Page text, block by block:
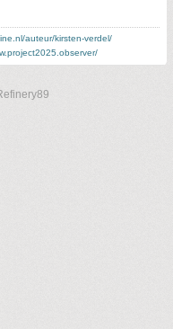
auteur/kirsten-verdel/